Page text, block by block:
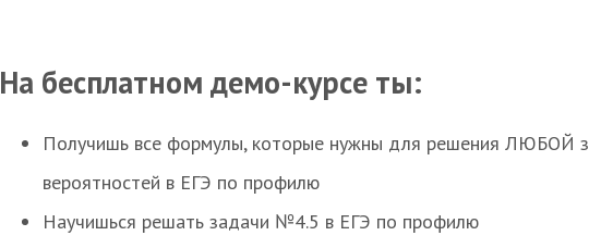
На бесплатном демо-курсе ты:
Получишь все формулы, которые нужны для решения ЛЮБОЙ
вероятностей в ЕГЭ по профилю
Научишься решать задачи №4.5 в ЕГЭ по профилю